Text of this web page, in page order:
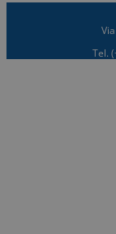
Tel.